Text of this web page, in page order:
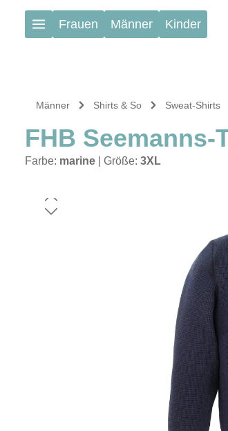
Zum Hauptinhalt springen
Frauen Männer Kinder
Männer Shirts & So Sweat-Shirts
FHB Seemanns-
Farbe: marine Größe: 3XL